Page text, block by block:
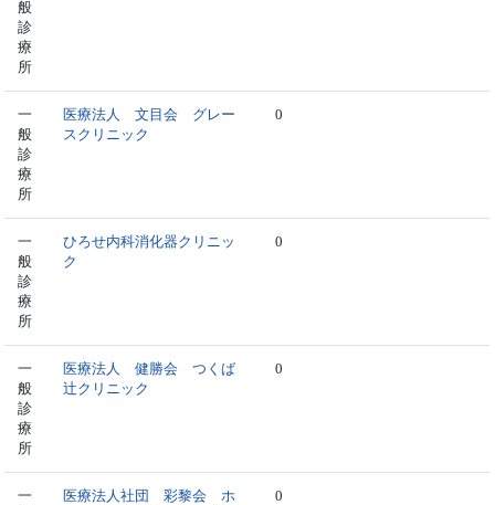
般
診
療
所
一
般
診
療
所
医療法人 文目会 グレー
スクリニック
0
一
般
診
療
所
ひろせ内科消化器クリニッ
ク
0
一
般
診
療
所
医療法人 健勝会 つくば
辻クリニック
0
一
医療法人社団 彩黎会 ホ
0